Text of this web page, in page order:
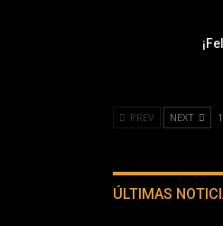
PREV NEXT
ÚLTIMAS